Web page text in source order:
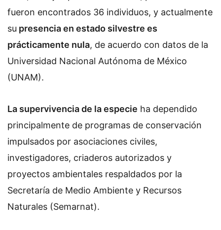
fueron encontrados 36 individuos, y actualmente
su presencia en estado silvestre es
prácticamente nula, de acuerdo con datos de la
Universidad Nacional Autónoma de México
(UNAM).
La supervivencia de la especie ha dependido
principalmente de programas de conservación
impulsados por asociaciones civiles,
investigadores, criaderos autorizados y
proyectos ambientales respaldados por la
Secretaría de Medio Ambiente y Recursos
Naturales (Semarnat).